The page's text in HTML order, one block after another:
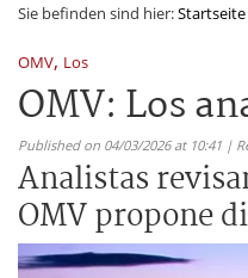
Sie befinden sind hier:Startseite
OMV, Los
OMV: Los
Published on 04/03/2026 at 10:41 |
Analistas
OMV propone